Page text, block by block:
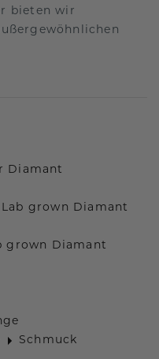
bieten wir
Diamant
grown Diamant
grown Diamant
Schmuck